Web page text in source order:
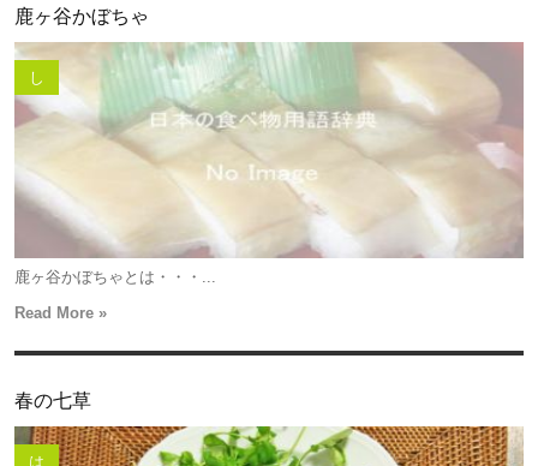
鹿ヶ谷かぼちゃ
し
鹿ヶ谷かぼちゃとは・・・...
Read More »
春の七草
は